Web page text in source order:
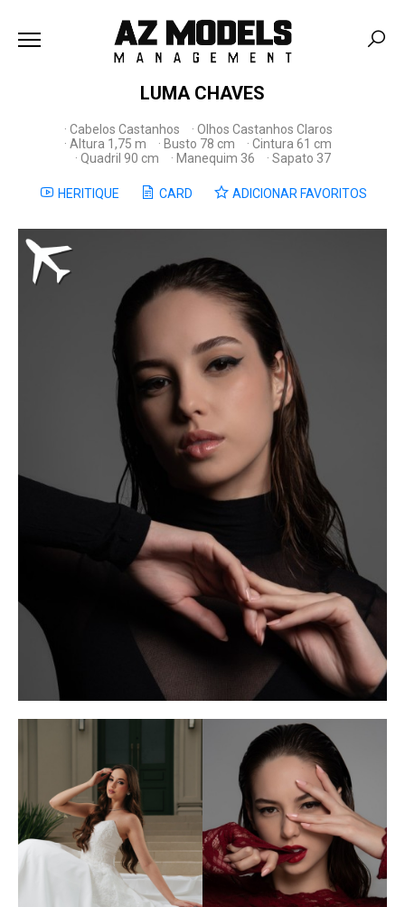
LUMA CHAVES
Cabelos Castanhos
Olhos Castanhos Claros
Altura 1,75 m
Busto 78 cm
Cintura 61 cm
Quadril 90 cm
Manequim 36 Sapato 37
HERITIQUE CARD ADICIONAR FAVORITOS